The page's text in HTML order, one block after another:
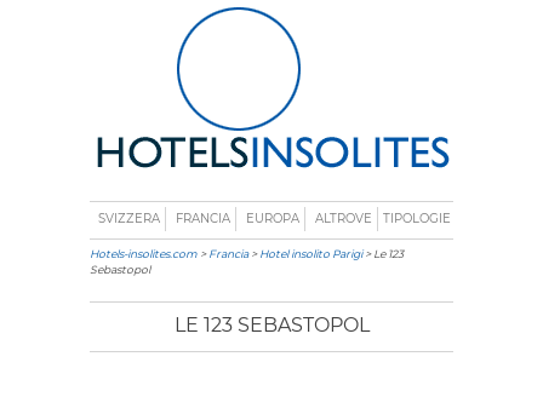
SVIZZERA FRANCIA EUROPA ALTROVE TIPOLOGIE
Hotels-insolites.com >Francia>Hotel insolito Parigi> Le 123
Sebastopol
LE 123 SEBASTOPOL